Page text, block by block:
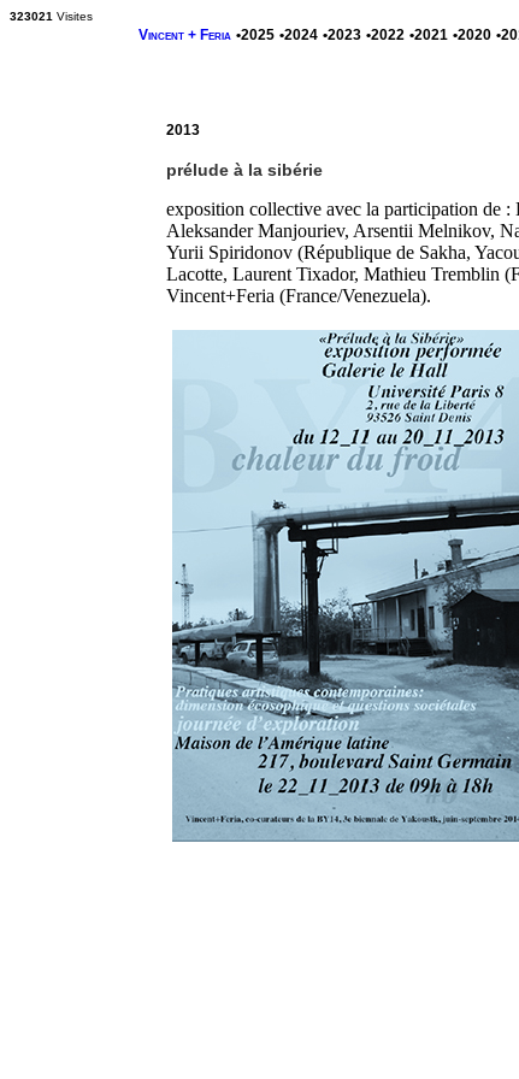
2013
prélude à la sibérie
exposition collective avec la participation de
Aleksander Manjouriev, Arsentii Melnikov,
Yurii Spiridonov (République de Sakha,
Lacotte, Laurent Tixador, Mathieu Tremblin
Vincent+Feria (France/Venezuela).
323021 Visites
Vincent + Feria •2025 •2024 •2023 •2022 •2021 •2020